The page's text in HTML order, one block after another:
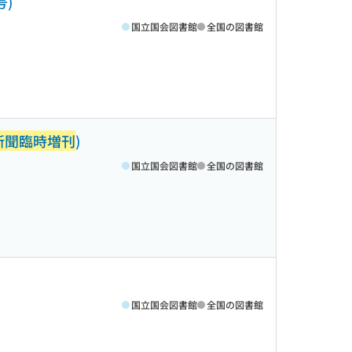
国立国会図書館 全国の図書館
臨時増刊)
国立国会図書館 全国の図書館
国立国会図書館 全国の図書館